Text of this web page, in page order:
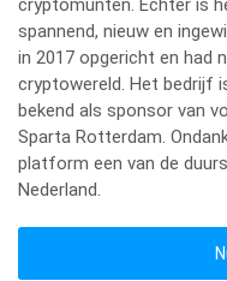
cryptomunten. Echter is
spannend, nieuw en
in 2017 opgericht en had
cryptowereld. Het bedrijf
bekend als sponsor van
Sparta Rotterdam.
platform een van de
Nederland.